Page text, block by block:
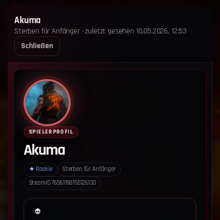
STARTSEITE
ANKÜNDIGUNGEN
LOGIN
‹ Zurück zum Leaderboard
Akuma
Sterben für Anfänger · zuletzt gesehen 10.05.2026, 12:53
Schließen
SPIELERPROFIL
Akuma
★ Rookie
Sterben für Anfänger
SteamID76561198155126130
ImpressumDatenschutz
Cookie-Einstellungen
Sterben für Anfänger - Alle Rechte vorbehalten.
Datenschutz-Einstellungen